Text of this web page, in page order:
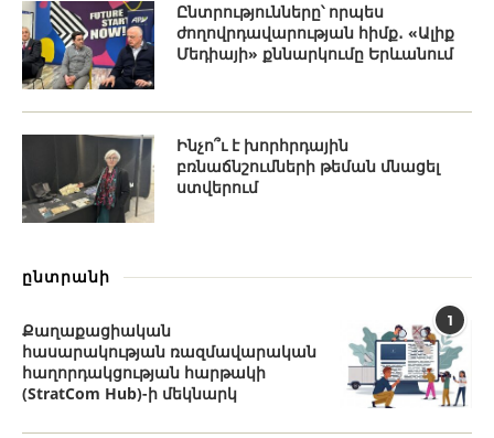
Ընտրությունները՝ որպես
ժողովրդավարության հիմք․ «Ալիք
Մեդիայի» քննարկումը Երևանում
Ինչո՞ւ է խորհրդային
բռնաճնշումների թեման մնացել
ստվերում
ընտրանի
1
Քաղաքացիական
հասարակության ռազմավարական
հաղորդակցության հարթակի
(StratCom Hub)-ի մեկնարկ